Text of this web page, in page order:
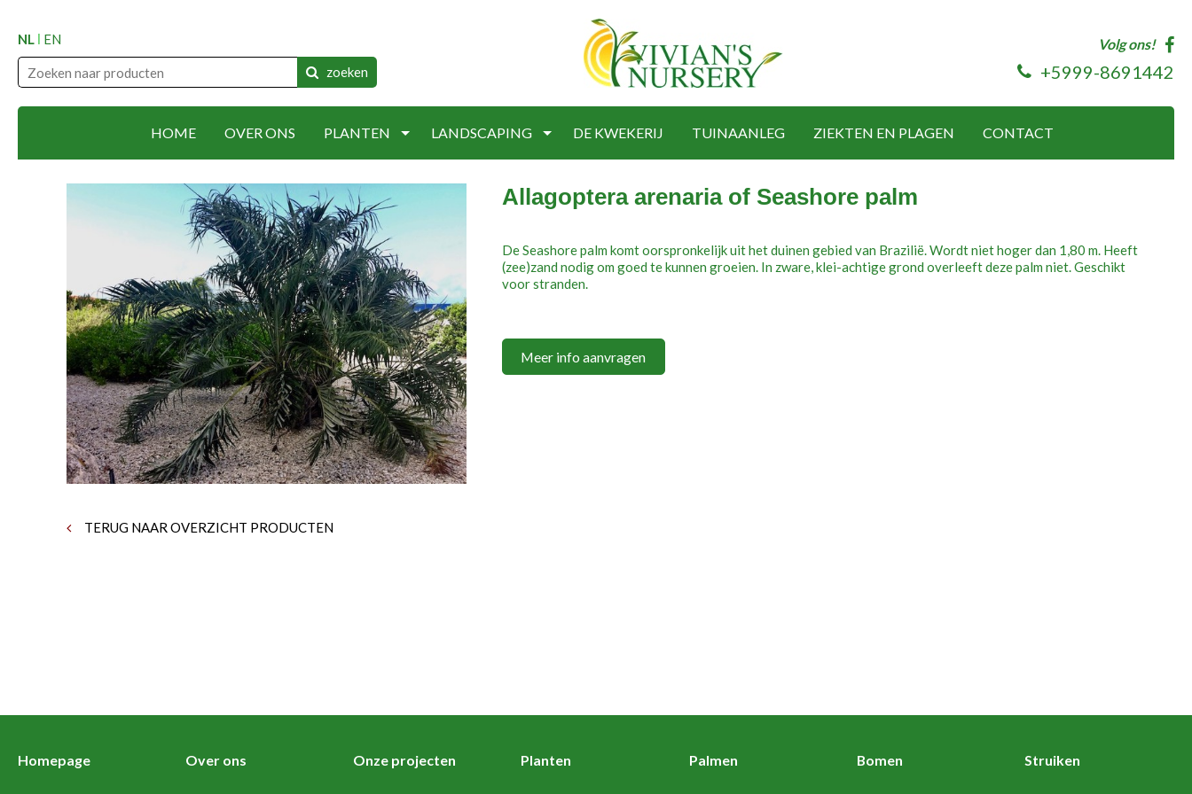
NL EN
zoeken
Volg ons!
+5999-8691442
HOME OVER ONS PLANTEN LANDSCAPING DE KWEKERIJ TUINAANLEG ZIEKTEN EN PLAGEN CONTACT
TERUG NAAR OVERZICHT PRODUCTEN
Allagoptera arenaria of Seashore palm
De Seashore palm komt oorspronkelijk uit het duinen gebied van Brazilië. Wordt niet hoger dan 1,80 m. Heeft
(zee)zand nodig om goed te kunnen groeien. In zware, klei-achtige grond overleeft deze palm niet. Geschikt
voor stranden.
Meer info aanvragen
Homepage Over ons Onze projecten Planten Palmen Bomen Struiken